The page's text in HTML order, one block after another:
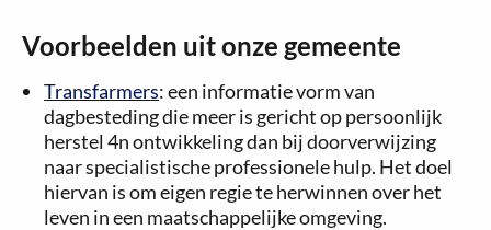
Voorbeelden uit onze gemeente
Transfarmers: een informatie vorm van
dagbesteding die meer is gericht op persoonlijk
herstel 4n ontwikkeling dan bij doorverwijzing
naar specialistische professionele hulp. Het doel
hiervan is om eigen regie te herwinnen over het
leven in een maatschappelijke omgeving.